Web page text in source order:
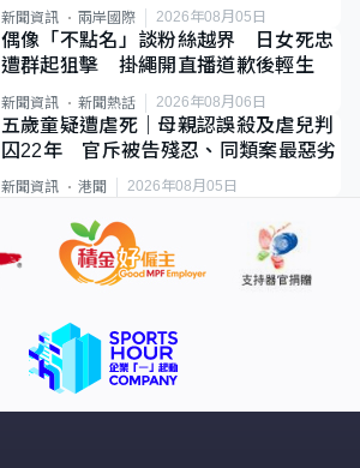
新聞資訊 兩岸國際 2026年08月05日
偶像「不點名」談粉絲越界 日女死忠
遭群起狙擊 掛繩開直播道歉後輕生
新聞資訊 新聞熱話 2026年08月06日
五歲童疑遭虐死｜母親認誤殺及虐兒判
囚22年 官斥被告殘忍、同類案最惡劣
新聞資訊 港聞 2026年08月05日